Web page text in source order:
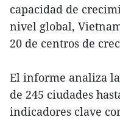
capacidad de
nivel global,
20 de centros de
El informe analiza
de 245 ciudades
indicadores clave